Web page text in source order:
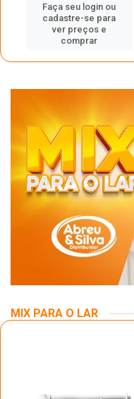
Faça seu login ou
cadastre-se para
ver preços e
comprar
MIX PARA O LAR